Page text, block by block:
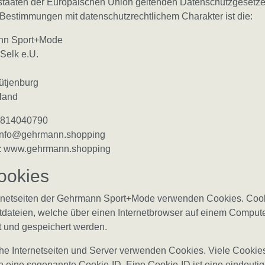
der Europäischen Union geltenden
mit datenschutzrechtlichem Charakter ist die:
Sport+Mode
e.U.
www.gehrmann.shopping
der Gehrmann Sport+Mode verwenden Cookies.
welche über einen Internetbrowser auf einem
und gespeichert werden.
Internetseiten und Server verwenden Cookies. Viele